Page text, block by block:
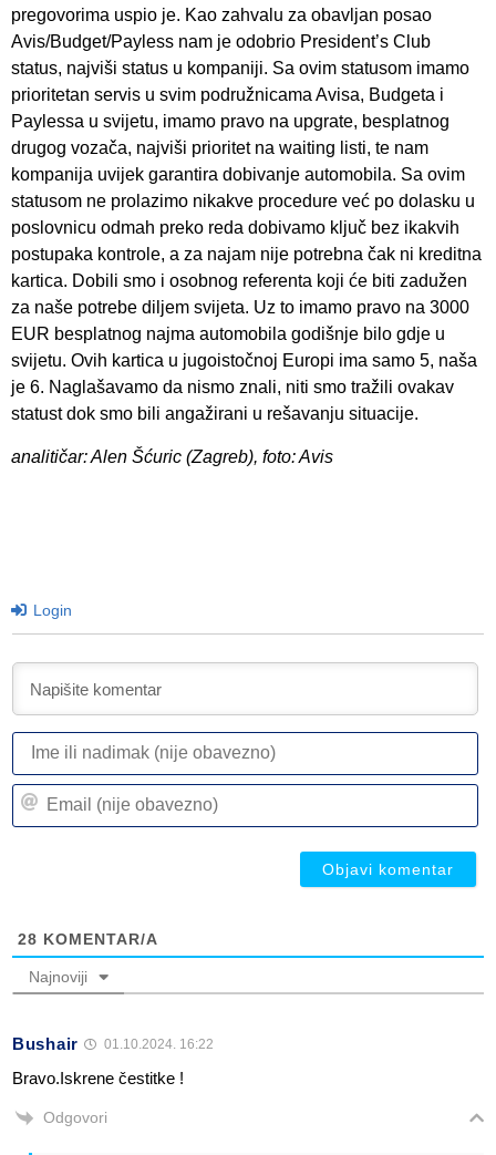
pregovorima uspio je. Kao zahvalu za obavljan posao
Avis/Budget/Payless nam je odobrio President’s Club
status, najviši status u kompaniji. Sa ovim statusom imamo
prioritetan servis u svim podružnicama Avisa, Budgeta i
Paylessa u svijetu, imamo pravo na upgrate, besplatnog
drugog vozača, najviši prioritet na waiting listi, te nam
kompanija uvijek garantira dobivanje automobila. Sa ovim
statusom ne prolazimo nikakve procedure već po dolasku u
poslovnicu odmah preko reda dobivamo ključ bez ikakvih
postupaka kontrole, a za najam nije potrebna čak ni kreditna
kartica. Dobili smo i osobnog referenta koji će biti zadužen
za naše potrebe diljem svijeta. Uz to imamo pravo na 3000
EUR besplatnog najma automobila godišnje bilo gdje u
svijetu. Ovih kartica u jugoistočnoj Europi ima samo 5, naša
je 6. Naglašavamo da nismo znali, niti smo tražili ovakav
statust dok smo bili angažirani u rešavanju situacije.
analitičar: Alen Šćuric (Zagreb), foto: Avis
Login
28 KOMENTAR/A
Najnoviji
Bushair 01.10.2024. 16:22
Bravo.Iskrene čestitke !
Odgovori